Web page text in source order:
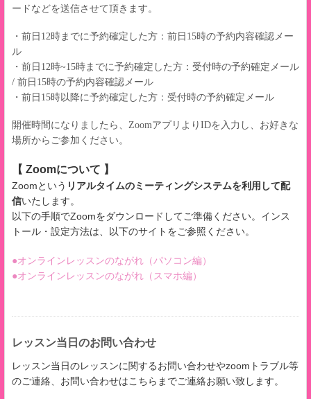
ードなどを送信させて頂きます。
・前日12時までに予約確定した方：前日15時の予約内容確認メー
ル
・前日12時~15時までに予約確定した方：受付時の予約確定メール
/ 前日15時の予約内容確認メール
・前日15時以降に予約確定した方：受付時の予約確定メール
開催時間になりましたら、ZoomアプリよりIDを入力し、お好きな
場所からご参加ください。
【 Zoomについて 】
Zoomという リアルタイムのミーティングシステムを利用して配
信いたします。
以下の手順でZoomをダウンロードしてご準備ください。インス
トール・設定方法は、以下のサイトをご参照ください。
●オンラインレッスンのながれ（パソコン編）
●オンラインレッスンのながれ（ スマホ編）
レッスン当日のお問い合わせ
レッスン当日のレッスンに関するお問い合わせやzoomトラブル等
のご連絡、お問い合わせはこちらまでご連絡お願い致します。